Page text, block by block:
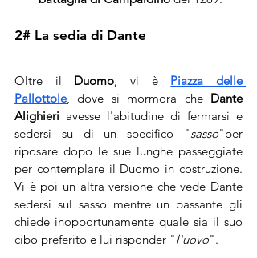
2# La sedia di Dante
Oltre il Duomo , vi è Piazza delle
Pallottole, dove si mormora che Dante
Alighieri avesse l'abitudine di fermarsi e
sedersi su di un specifico "sasso"per
riposare dopo le sue lunghe passeggiate
per contemplare il Duomo in costruzione.
Vi è poi un altra versione che vede Dante
sedersi sul sasso mentre un passante gli
chiede inopportunamente quale sia il suo
cibo preferito e lui risponder "l'uovo".